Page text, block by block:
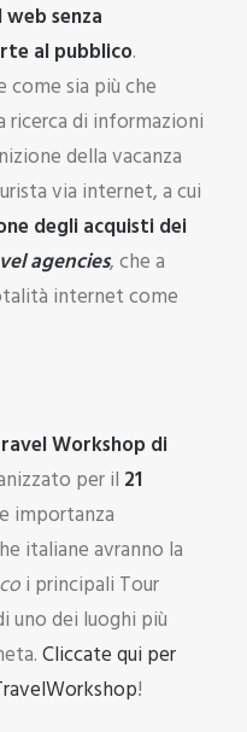
senza
al pubblico.
come sia più che
ricerca di informazioni
della vacanza
via internet, a cui
degli acquisti dei
agencies, che a
internet come
Workshop di
per il 21
importanza
italiane avranno la
i principali Tour
uno dei luoghi più
Cliccate qui per
!